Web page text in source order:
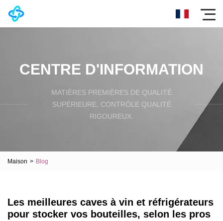
CENTRE D'INFORMATION
MATIÈRES PREMIÈRES DE QUALITÉ
SUPÉRIEURE, CONTRÔLE QUALITÉ
RIGOUREUX.
Maison > Blog
Les meilleures caves à vin et réfrigérateurs
pour stocker vos bouteilles, selon les pros